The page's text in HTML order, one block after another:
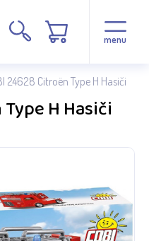
menu
24628 Citroën Type H Hasiči
H Hasiči